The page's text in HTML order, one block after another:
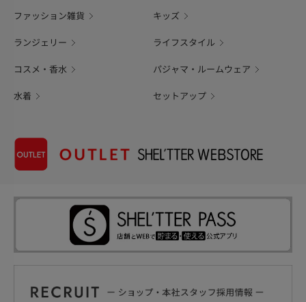
ファッション雑貨 キッズ
ランジェリー ライフスタイル
コスメ・香水 パジャマ・ルームウェア
水着 セットアップ